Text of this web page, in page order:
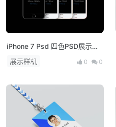
iPhone 7 Psd 四色PSD展示模
展示样机 0 0